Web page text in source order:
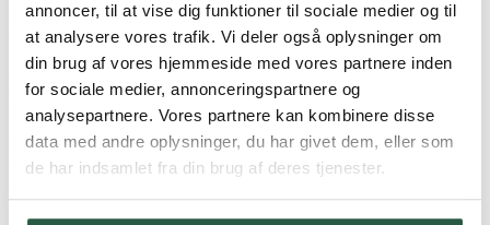
annoncer, til at vise dig funktioner til sociale medier og til
at analysere vores trafik. Vi deler også oplysninger om
din brug af vores hjemmeside med vores partnere inden
for sociale medier, annonceringspartnere og
analysepartnere. Vores partnere kan kombinere disse
data med andre oplysninger, du har givet dem, eller som
de har indsamlet fra din brug af deres tjenester.
Nieuwe methoden en materialen met ingebouwde
schimmelbestendigheid
Schimmelschade is niet alleen een probleem dat zich voordoet in
oude, slecht onderhouden gebouwen en woningen, maar komt ook
voor in nieuwbouw. Er zijn verschillende factoren die leiden tot
schimmelschade: de algemene onderhoudstoestand van de
gebouwen, slechte woongewoonten, te weinig ventilatie, te weinig
warmte in de woning, maar ook verkeerd gebruik van
bouwmaterialen, slechte of zelfs ongeschikte bouwmaterialen en last